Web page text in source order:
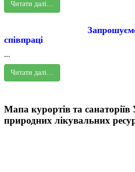
Читати далі…
співпраці
...
Читати далі…
Мапа курортів та санаторіїв
природних лікувальних